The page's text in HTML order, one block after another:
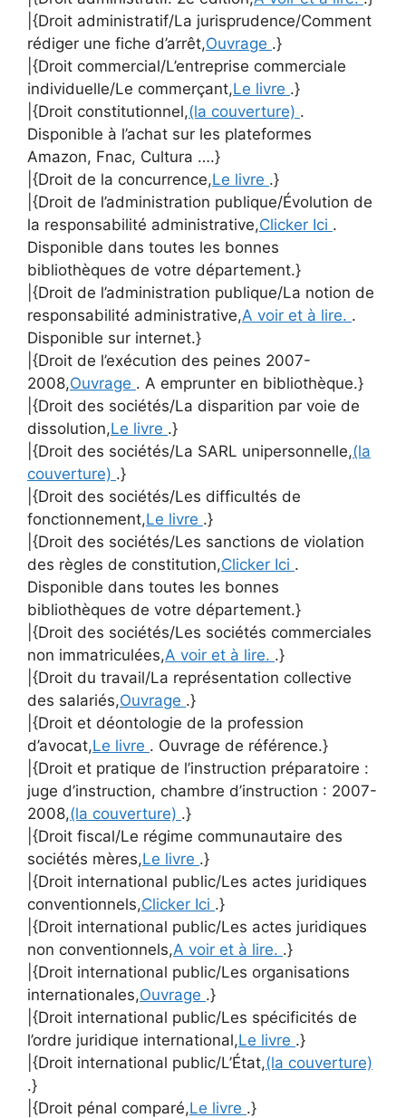
|{Droit administratif/La jurisprudence/Comment
rédiger une fiche d’arrêt,Ouvrage .}
|{Droit commercial/L’entreprise commerciale
individuelle/Le commerçant,Le livre .}
|{Droit constitutionnel,(la couverture) .
Disponible à l’achat sur les plateformes
Amazon, Fnac, Cultura ….}
|{Droit de la concurrence,Le livre .}
|{Droit de l’administration publique/Évolution de
la responsabilité administrative,Clicker Ici .
Disponible dans toutes les bonnes
bibliothèques de votre département.}
|{Droit de l’administration publique/La notion de
responsabilité administrative,A voir et à lire. .
Disponible sur internet.}
|{Droit de l’exécution des peines 2007-
2008,Ouvrage . A emprunter en bibliothèque.}
|{Droit des sociétés/La disparition par voie de
dissolution,Le livre .}
|{Droit des sociétés/La SARL unipersonnelle,(la
couverture) .}
|{Droit des sociétés/Les difficultés de
fonctionnement,Le livre .}
|{Droit des sociétés/Les sanctions de violation
des règles de constitution,Clicker Ici .
Disponible dans toutes les bonnes
bibliothèques de votre département.}
|{Droit des sociétés/Les sociétés commerciales
non immatriculées,A voir et à lire. .}
|{Droit du travail/La représentation collective
des salariés,Ouvrage .}
|{Droit et déontologie de la profession
d’avocat,Le livre . Ouvrage de référence.}
|{Droit et pratique de l’instruction préparatoire :
juge d’instruction, chambre d’instruction : 2007-
2008,(la couverture) .}
|{Droit fiscal/Le régime communautaire des
sociétés mères,Le livre .}
|{Droit international public/Les actes juridiques
conventionnels,Clicker Ici .}
|{Droit international public/Les actes juridiques
non conventionnels,A voir et à lire. .}
|{Droit international public/Les organisations
internationales,Ouvrage .}
|{Droit international public/Les spécificités de
l’ordre juridique international,Le livre .}
|{Droit international public/L’État,(la couverture)
.}
|{Droit pénal comparé,Le livre .}